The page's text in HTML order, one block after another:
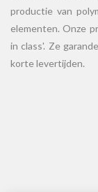
productie van
elementen. Onze
in class'. Ze
korte levertijden.